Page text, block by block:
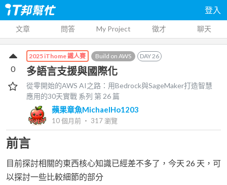
登入
文章 問答 My Project 徵才 聊天
2025 iThome 鐵人賽 Build on AWS DAY26
多語言支援與國際化
從零開始的AWS AI之路：用Bedrock與SageMaker打造智慧
應用的30天實戰 系列 第26 篇
蘋果章魚MichaelHo1203
10 個月前 ‧ 317瀏覽
0
前言
目前探討相關的東西核心知識已經差不多了，今天 26 天，可
以探討一些比較細節的部分